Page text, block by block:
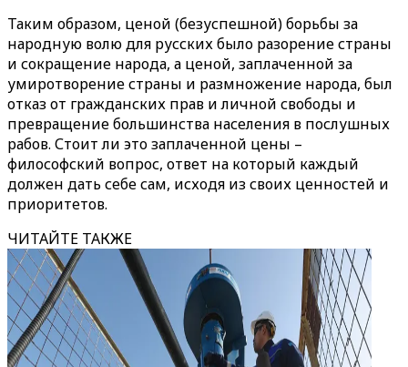
Таким образом, ценой (безуспешной) борьбы за
народную волю для русских было разорение страны
и сокращение народа, а ценой, заплаченной за
умиротворение страны и размножение народа, был
отказ от гражданских прав и личной свободы и
превращение большинства населения в послушных
рабов. Стоит ли это заплаченной цены –
философский вопрос, ответ на который каждый
должен дать себе сам, исходя из своих ценностей и
приоритетов.
ЧИТАЙТЕ ТАКЖЕ